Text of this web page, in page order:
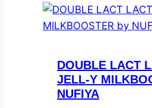
DOUBLE LACT
JELL-Y
NUFIYA